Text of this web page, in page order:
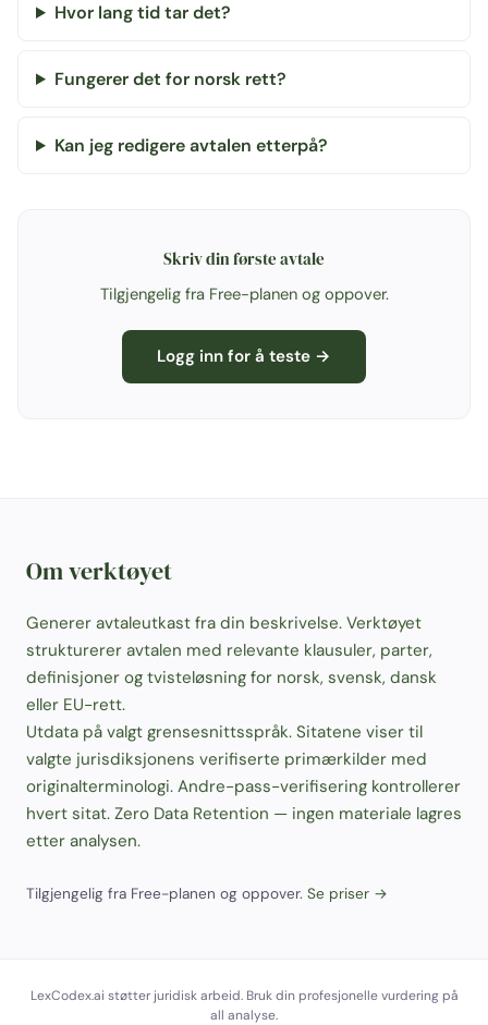
Hvor lang tid tar det?
Fungerer det for norsk rett?
Kan jeg redigere avtalen etterpå?
Skriv din første avtale
Tilgjengelig fra Free-planen og oppover.
Logg inn for å teste →
Om verktøyet
Generer avtaleutkast fra din beskrivelse. Verktøyet
strukturerer avtalen med relevante klausuler, parter,
definisjoner og tvisteløsning for norsk, svensk, dansk
eller EU-rett.
Utdata på valgt grensesnittsspråk. Sitatene viser til
valgte jurisdiksjonens verifiserte primærkilder med
originalterminologi. Andre-pass-verifisering kontrollerer
hvert sitat. Zero Data Retention — ingen materiale lagres
etter analysen.
Tilgjengelig fra Free-planen og oppover. Se priser →
LexCodex.ai støtter juridisk arbeid. Bruk din profesjonelle vurdering på
all analyse.